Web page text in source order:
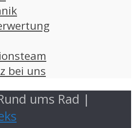
bei uns
ums Rad |